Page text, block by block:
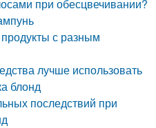
при обесцвечивании?
с разным
лучше использовать
блонд
последствий при